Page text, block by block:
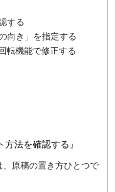
する
向き」を指定する
転機能で修正する
法を確認する』
原稿の置き方ひとつで